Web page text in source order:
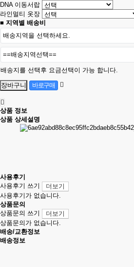
DNA 이동서랍
라인멀티 옷장
■ 지역별 배송비
배송지를 선택후 요금선택이 가능 합니다.
상품 정보
상품 상세설명
사용후기
사용후기 쓰기
더보기
사용후기가 없습니다.
상품문의
상품문의 쓰기
더보기
상품문의가 없습니다.
배송/교환정보
배송정보